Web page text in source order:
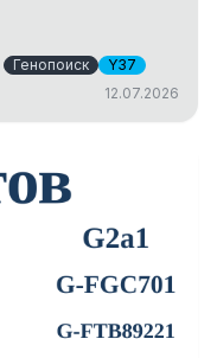
Генопоиск
Y37
12.07.2026